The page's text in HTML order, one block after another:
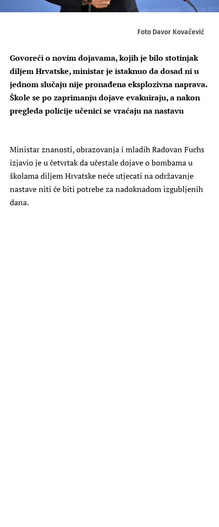
Foto Davor Kovačević
Govoreći o novim dojavama, kojih je bilo stotinjak
diljem Hrvatske, ministar je istaknuo da dosad ni u
jednom slučaju nije pronađena eksplozivna naprava.
Škole se po zaprimanju dojave evakuiraju, a nakon
pregleda policije učenici se vraćaju na nastavu
Ministar znanosti, obrazovanja i mladih Radovan Fuchs
izjavio je u četvrtak da učestale dojave o bombama u
školama diljem Hrvatske neće utjecati na održavanje
nastave niti će biti potrebe za nadoknadom izgubljenih
dana.